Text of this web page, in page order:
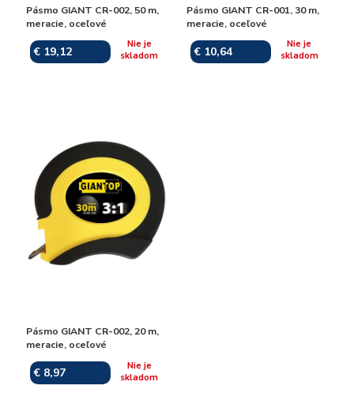
Pásmo GIANT CR-002, 50 m,
meracie, oceľové
€ 19,12
Nie je
skladom
Pásmo GIANT CR-001, 30 m,
meracie, oceľové
€ 10,64
Nie je
skladom
Pásmo GIANT CR-002, 20 m,
meracie, oceľové
€ 8,97
Nie je
skladom